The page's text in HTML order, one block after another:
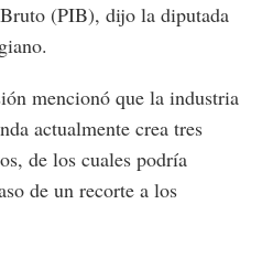
(PIB), dijo la diputada
mencionó que la industria
actualmente crea tres
de los cuales podría
de un recorte a los